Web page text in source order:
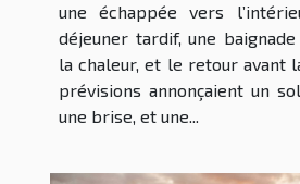
une échappée vers
déjeuner tardif, une
la chaleur, et le retour avant
prévisions annonçaient un
une brise, et une...